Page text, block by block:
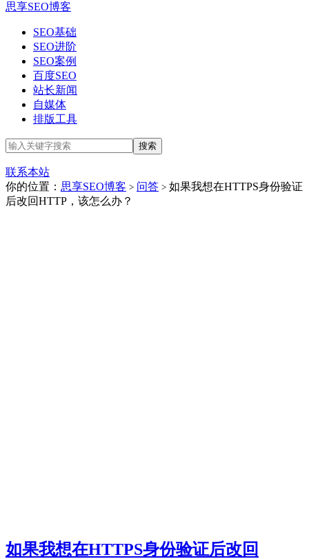
思享SEO博客
SEO基础
SEO进阶
SEO案例
百度SEO
站长新闻
自媒体
排版工具
联系本站
你的位置： 思享SEO博客 > 问答 > 如果我想在HTTPS身份验证
后改回HTTP，该怎么办？
如果我想在HTTPS身份验证后改回